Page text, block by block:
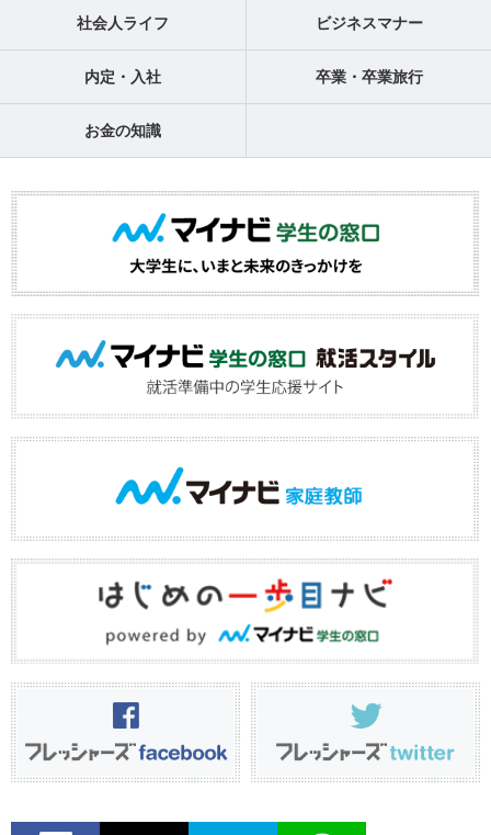
社会人ライフ ビジネスマナー
内定・入社 卒業・卒業旅行
お金の知識